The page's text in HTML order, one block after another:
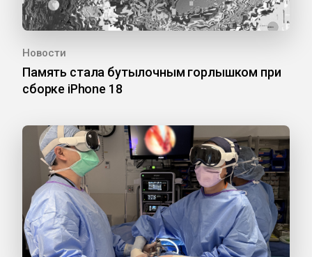
Новости
Память стала бутылочным горлышком при
сборке iPhone 18